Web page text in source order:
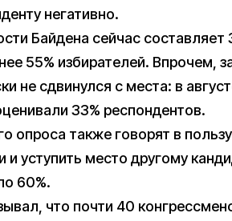
негативно.
Байдена сейчас составляет
55% избирателей. Впрочем,
не сдвинулся с места: в
33% респондентов.
опроса также говорят в
и уступить место другому
60%.
что почти 40